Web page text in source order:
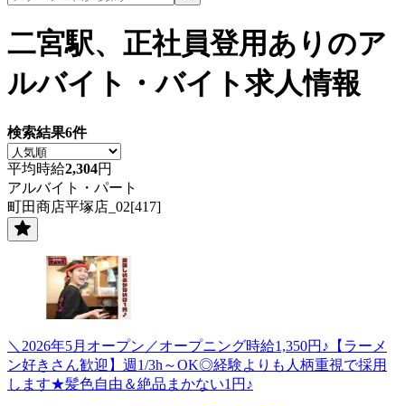
二宮駅、正社員登用あり のア
ルバイト・バイト求人情報
検索結果6件
平均時給2,304円
アルバイト・パート
町田商店平塚店_02[417]
＼2026年5月オープン／オープニング時給1,350円♪【ラーメ
ン好きさん歓迎】週1/3h～OK◎経験よりも人柄重視で採用
します★髪色自由＆絶品まかない1円♪